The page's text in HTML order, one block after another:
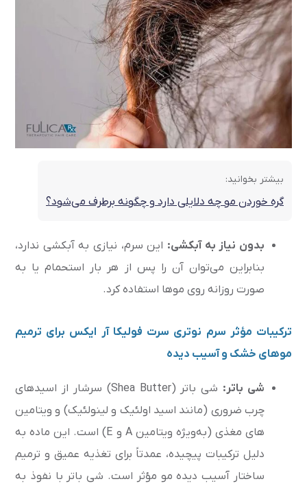
بیشتر بخوانید:
گره خوردن مو چه دلایلی دارد و چگونه برطرف می‌شود؟
بدون نیاز به آبکشی: این سرم، نیازی به آبکشی ندارد،
بنابراین می‌توان آن را پس از هر بار استحمام یا به
صورت روزانه روی موها استفاده کرد.
ترکیبات مؤثر سرم نوتری سرت فولیکا آر ایکس برای ترمیم
موهای خشک و آسیب دیده
شی باتر:
شی باتر (Shea Butter) سرشار از اسیدهای
چرب ضروری (مانند اسید اولئیک و لینولئیک) و ویتامین
های مغذی (به‌ویژه ویتامین A و E) است. این ماده به
دلیل ترکیبات پیچیده، عمدتاً برای تغذیه عمیق و ترمیم
ساختار آسیب دیده مو مؤثر است. شی باتر با نفوذ به